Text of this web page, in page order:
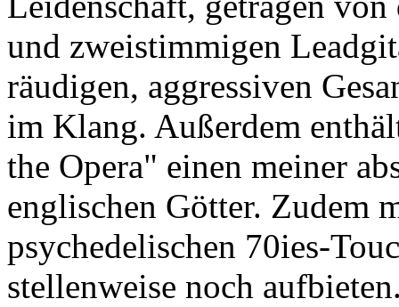
und zweistimmigen
räudigen, aggressiven
im Klang. Außerdem
the Opera" einen meiner
englischen Götter. Zudem
psychedelischen 70ies-
stellenweise noch